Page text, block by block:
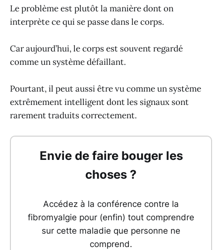
Le problème est plutôt la manière dont on
interprète ce qui se passe dans le corps.
Car aujourd’hui, le corps est souvent regardé
comme un système défaillant.
Pourtant, il peut aussi être vu comme un système
extrêmement intelligent dont les signaux sont
rarement traduits correctement.
Envie de faire bouger les
choses ?
Accédez à la conférence contre la
fibromyalgie pour (enfin) tout comprendre
sur cette maladie que personne ne
comprend.